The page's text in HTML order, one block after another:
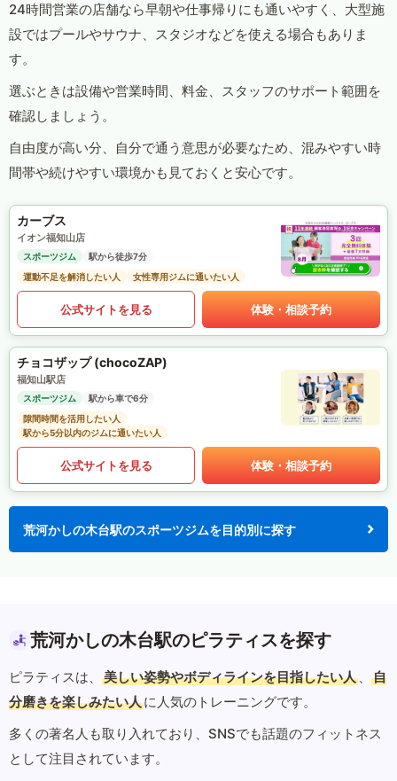
24時間営業の店舗なら早朝や仕事帰りにも通いやすく、大型施
設ではプールやサウナ、スタジオなどを使える場合もありま
す。
選ぶときは設備や営業時間、料金、スタッフのサポート範囲を
確認しましょう。
自由度が高い分、自分で通う意思が必要なため、混みやすい時
間帯や続けやすい環境かも見ておくと安心です。
カーブス
イオン福知山店
スポーツジム
駅から徒歩7分
運動不足を解消したい人
女性専用ジムに通いたい人
公式サイトを見る 体験・相談予約
チョコザップ (chocoZAP)
福知山駅店
スポーツジム
駅から車で6分
隙間時間を活用したい人
駅から5分以内のジムに通いたい人
公式サイトを見る 体験・相談予約
荒河かしの木台駅のスポーツジムを目的別に探す
荒河かしの木台駅のピラティスを探す
ピラティスは、 美しい姿勢やボディラインを目指したい人 、
自
分磨きを楽しみたい人に人気のトレーニングです。
多くの著名人も取り入れており、SNSでも話題のフィットネス
として注目されています。